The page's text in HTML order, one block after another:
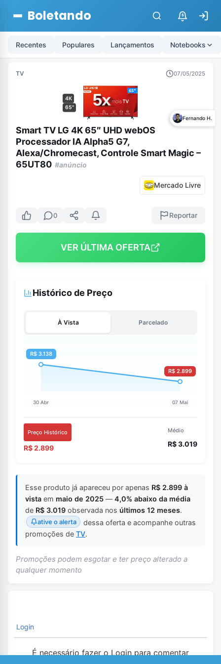
Boletando $
Recentes Populares Lançamentos Notebooks
TV 07/05/2025
4K
65"
Fernando H.
Smart TV LG 4K 65″ UHD webOS
Processador IA Alpha5 G7,
Alexa/Chromecast, Controle Smart Magic –
65UT80 #anúncio
Mercado Livre
0 Reportar
VER ÚLTIMA OFERTA
Histórico de Preço
À Vista Parcelado
Preço Histórico
R$ 2.899
Médio
R$ 3.019
Esse produto já apareceu por apenas R$ 2.899 à
vista em maio de 2025 —4,0% abaixo da média
de R$ 3.019 observada nos últimos 12 meses.
ative o alerta
dessa oferta e acompanhe outras
promoções de TV.
Promoções podem esgotar e ter preço alterado a
qualquer momento
Login
É necessário fazer o Login para comentar